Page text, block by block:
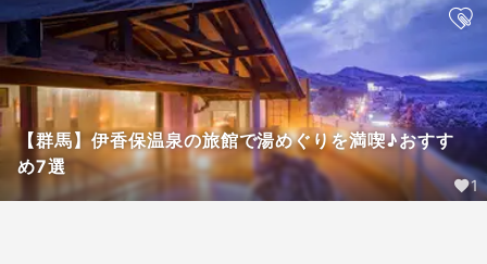
【群馬】伊香保温泉の旅館で湯めぐりを満喫♪おすす
め7選
1